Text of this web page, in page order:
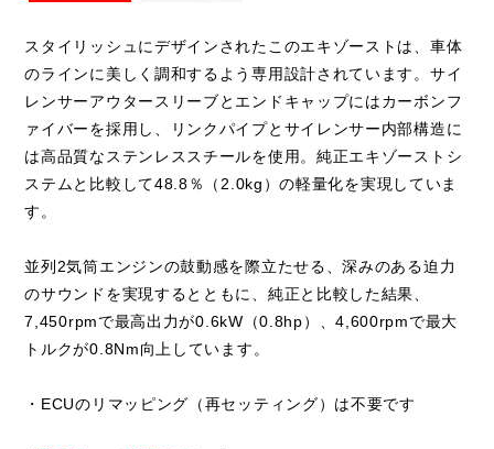
スタイリッシュにデザインされたこのエキゾーストは、車体
のラインに美しく調和するよう専用設計されています。サイ
レンサーアウタースリーブとエンドキャップにはカーボンフ
ァイバーを採用し、リンクパイプとサイレンサー内部構造に
は高品質なステンレススチールを使用。純正エキゾーストシ
ステムと比較して48.8％（2.0kg）の軽量化を実現していま
す。
並列2気筒エンジンの鼓動感を際立たせる、深みのある迫力
のサウンドを実現するとともに、純正と比較した結果、
7,450rpmで最高出力が0.6kW（0.8hp）、4,600rpmで最大
トルクが0.8Nm向上しています。
・ECUのリマッピング（再セッティング）は不要です